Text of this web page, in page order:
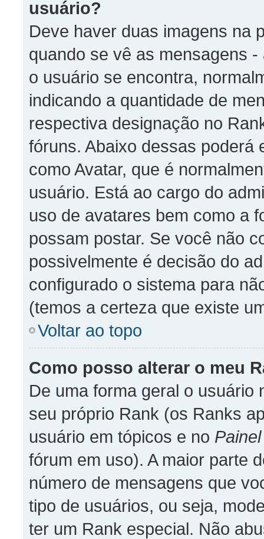
usuário?
Deve haver duas imagens na
quando se vê as mensagens
o usuário se encontra,
indicando a quantidade de
respectiva designação no
fóruns. Abaixo dessas poderá
como Avatar, que é
usuário. Está ao cargo do
uso de avatares bem como a
possam postar. Se você não
possivelmente é decisão do
configurado o sistema para
(temos a certeza que existe
Voltar ao topo
Como posso alterar o meu
De uma forma geral o usuário
seu próprio Rank (os Ranks
usuário em tópicos e no
fórum em uso). A maior parte
número de mensagens que
tipo de usuários, ou seja,
ter um Rank especial. Não